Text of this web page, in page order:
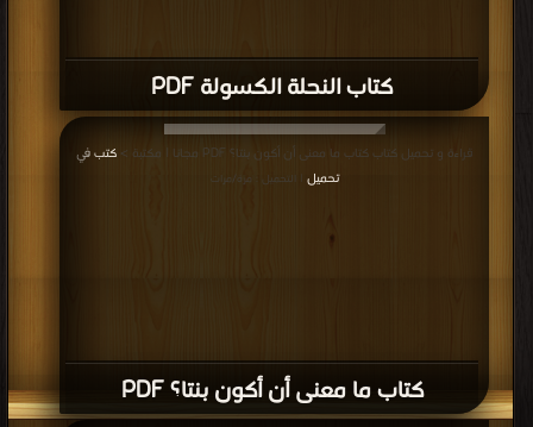
كتاب النحلة الكسولة PDF
كتاب ما معنى أن أكون بنتا؟ PDF
قراءة و تحميل كتاب كتاب ما معنى أن أكون بنتا؟ PDF مجانا | مكتبة >
كتب في
تحميل
| التحميل : مرة/مرات